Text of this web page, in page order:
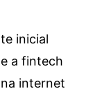
inicial
a fintech
internet